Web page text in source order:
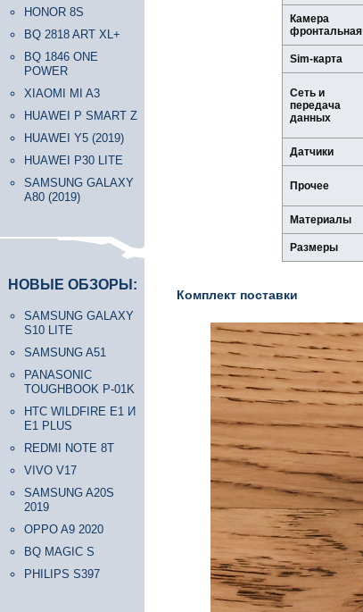
HONOR 8S
BQ 2818 ART XL+
BQ 1846 ONE
POWER
XIAOMI MI A3
HUAWEI P SMART Z
HUAWEI Y5 (2019)
HUAWEI P30 LITE
SAMSUNG GALAXY
A80 (2019)
НОВЫЕ ОБЗОРЫ:
SAMSUNG GALAXY
S10 LITE
SAMSUNG A51
PANASONIC
TOUGHBOOK P-01K
HTC WILDFIRE E1 И
E1 PLUS
REDMI NOTE 8T
VIVO V17
SAMSUNG A20S
2019
OPPO A9 2020
BQ MAGIC S
PHILIPS S397
Камера
фронтальная
Sim-карта
Сеть и
передача
данных
Датчики
Прочее
Материалы
Размеры
Комплект поставки